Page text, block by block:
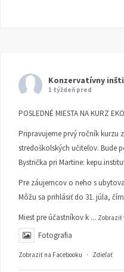
Konzervatívny
1 týždeň pred
POSLEDNÉ MIESTA NA KURZ
Pripravujeme prvý ročník kurzu
stredoškolských učiteľov. Bude
Bystrička pri Martine:
Pre záujemcov o neho s
Môžu sa prihlásiť do 31. júla,
Miest pre účastníkov k ... Zobraziť
Fotografia
Zobraziť na Facebooku · Zdieľať